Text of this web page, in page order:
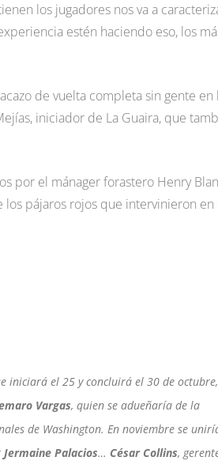
los jugadores nos va a
estén haciendo eso, los
de vuelta completa sin gente en
iniciador de La Guaira, que
por el mánager forastero Henry
pájaros rojos que intervinieron en
iniciará el 25 y concluirá el 30 de
Vargas, quien se adueñaría de la
de Washington. En noviembre se
Jermaine Palacios… César Collins,